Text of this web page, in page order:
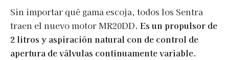
Sin importar qué gama escoja, todos los Sentra
traen el nuevo motor MR20DD. Es un propulsor de
2 litros y aspiración natural con de control de
apertura de válvulas continuamente variable.